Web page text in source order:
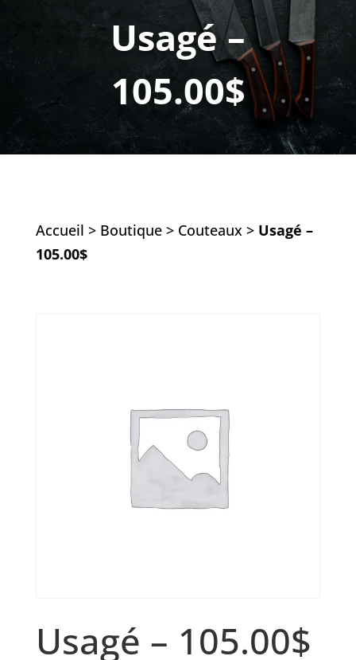
Usagé –
105.00$
Accueil > Boutique> Couteaux > Usagé –
105.00$
Usagé – 105.00$